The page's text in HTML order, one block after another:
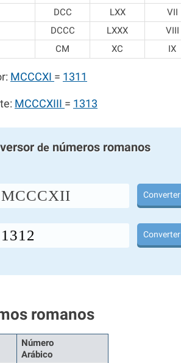
DCC LXX
VII
DCCC LXXX
VIII
CM XC IX
MCCCXI = 1311
MCCCXIII = 1313
denúmeros romanos
MCCCXII Converter
Converter
romanos
Número
Arábico